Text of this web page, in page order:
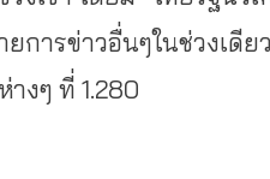
การข่าวอื่นๆในช่วงเดี
งๆ ที่ 1.280